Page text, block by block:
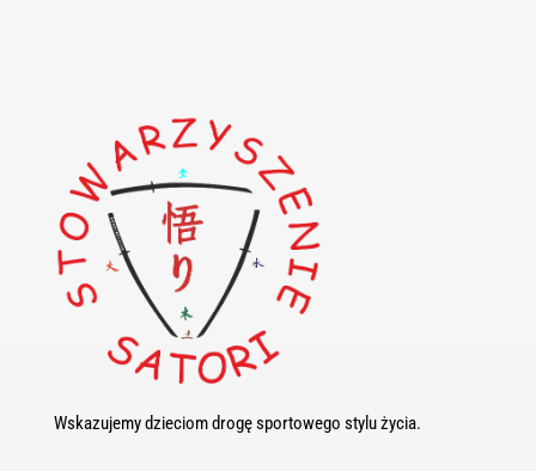
Wskazujemy dzieciom drogę sportowego stylu życia.